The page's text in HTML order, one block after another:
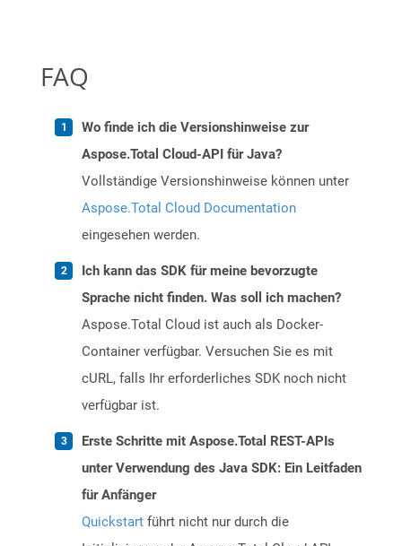
FAQ
Wo finde ich die Versionshinweise zur
Aspose.Total Cloud-API für Java?
Vollständige Versionshinweise können unter
Aspose.Total Cloud Documentation
eingesehen werden.
Ich kann das SDK für meine bevorzugte
Sprache nicht finden. Was soll ich machen?
Aspose.Total Cloud ist auch als Docker-
Container verfügbar. Versuchen Sie es mit
cURL, falls Ihr erforderliches SDK noch nicht
verfügbar ist.
Erste Schritte mit Aspose.Total REST-APIs
unter Verwendung des Java SDK: Ein Leitfaden
für Anfänger
Quickstart führt nicht nur durch die